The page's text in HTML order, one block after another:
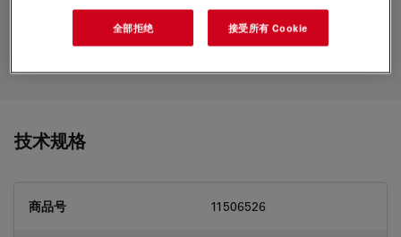
Discover the perfect solution. Explore
Objective Finder, compare
alternatives, and find the best fit for
技术规格
商品号 11506526
全部拒绝 接受所有 Cookie